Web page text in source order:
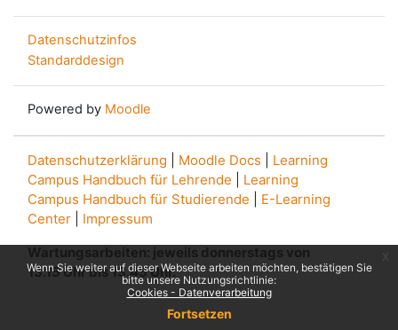
Wenn Sie weiter auf dieser Webseite arbeiten möchten, bestätigen Sie
bitte unsere Nutzungsrichtlinie:
Cookies - Datenverarbeitung
Fortsetzen
Datenschutzinfos
Standarddesign
Powered by Moodle
Datenschutzerklärung Moodle Docs
Learning
Campus Handbuch für Lehrende
Learning
Campus Handbuch für Studierende
E-Learning
Center
Impressum
Wartungsarbeiten: jeweils donnerstags von
13.15 Uhr bis 13.45 Uhr.